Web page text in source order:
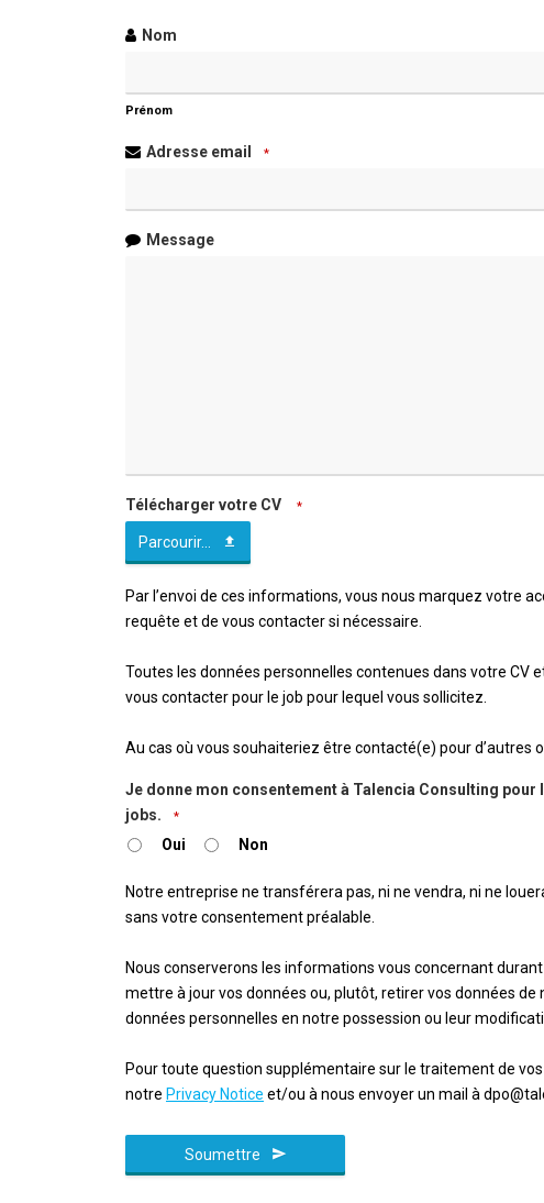
YourNom
Prénom
Adresse email *
Message
Télécharger votre CV *
Parcourir...
Par l’envoi de ces informations, vous nous marquez votre
requête et de vous contacter si nécessaire.
Toutes les données personnelles contenues dans votre CV
vous contacter pour le job pour lequel vous sollicitez.
Au cas où vous souhaiteriez être contacté(e) pour d’autres
Je donne mon consentement à Talencia Consulting
jobs.
*
Oui Non
Notre entreprise ne transférera pas, ni ne vendra, ni ne
sans votre consentement préalable.
Nous conserverons les informations vous concernant
mettre à jour vos données ou, plutôt, retirer vos données
données personnelles en notre possession ou leur
Pour toute question supplémentaire sur le traitement de
notre Privacy Notice et/ou à nous envoyer un mail à
Soumettre